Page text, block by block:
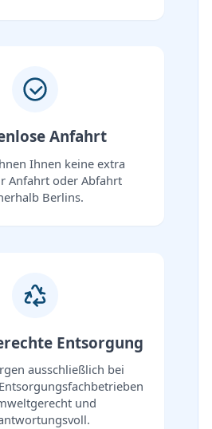
Anfahrt
Ihnen keine extra
Anfahrt oder Abfahrt
Berlins.
Entsorgung
ausschließlich bei
und